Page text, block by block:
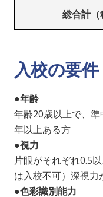
総合計（
入校の要件
●年齢
年齢20歳以上で、
年以上ある方
●視力
片眼がそれぞれ0.5
は入校不可）深視力
●色彩識別能力